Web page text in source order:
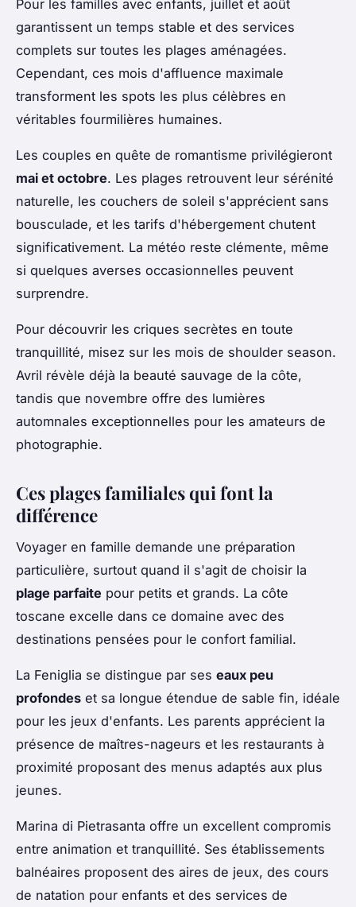
Pour les familles avec enfants, juillet et août
garantissent un temps stable et des services
complets sur toutes les plages aménagées.
Cependant, ces mois d'affluence maximale
transforment les spots les plus célèbres en
véritables fourmilières humaines.
Les couples en quête de romantisme privilégieront
mai et octobre. Les plages retrouvent leur sérénité
naturelle, les couchers de soleil s'apprécient sans
bousculade, et les tarifs d'hébergement chutent
significativement. La météo reste clémente, même
si quelques averses occasionnelles peuvent
surprendre.
Pour découvrir les criques secrètes en toute
tranquillité, misez sur les mois de shoulder season.
Avril révèle déjà la beauté sauvage de la côte,
tandis que novembre offre des lumières
automnales exceptionnelles pour les amateurs de
photographie.
Ces plages familiales qui font la
différence
Voyager en famille demande une préparation
particulière, surtout quand il s'agit de choisir la
plage parfaite pour petits et grands. La côte
toscane excelle dans ce domaine avec des
destinations pensées pour le confort familial.
La Feniglia se distingue par ses eaux peu
profondes et sa longue étendue de sable fin, idéale
pour les jeux d'enfants. Les parents apprécient la
présence de maîtres-nageurs et les restaurants à
proximité proposant des menus adaptés aux plus
jeunes.
Marina di Pietrasanta offre un excellent compromis
entre animation et tranquillité. Ses établissements
balnéaires proposent des aires de jeux, des cours
de natation pour enfants et des services de